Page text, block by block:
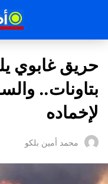
بتاونات..
لإخماده
محمد أمين بلكو